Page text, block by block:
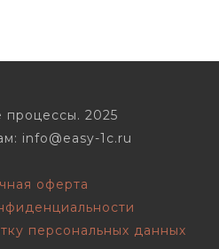
2025
info@easy-1c.ru
оферта
персональных данных